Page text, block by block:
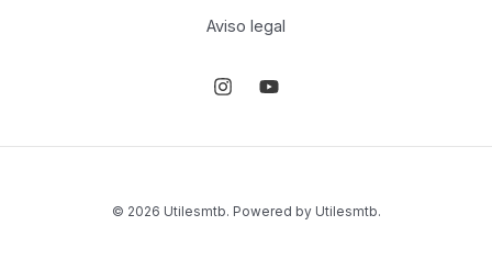
Aviso legal
© 2026 Utilesmtb. Powered by Utilesmtb.